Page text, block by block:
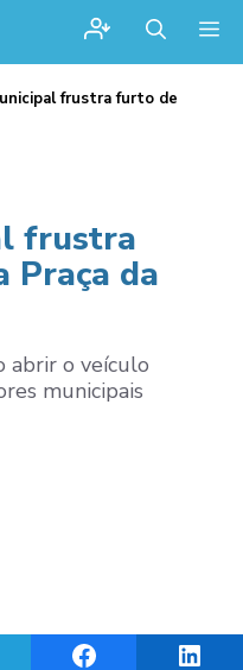
frustra furto de
frustra
Praça da
abrir o veículo
municipais
on TelegramShare on Facebook